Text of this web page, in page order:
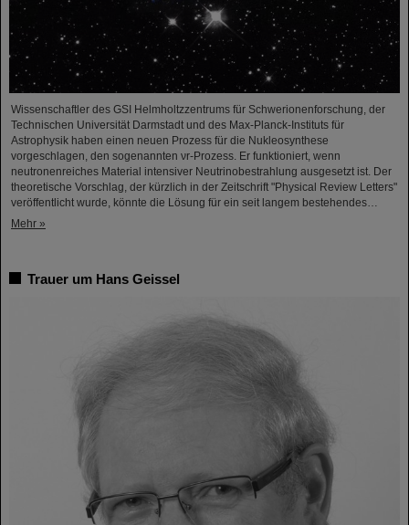
Wissenschaftler des GSI Helmholtzzentrums für Schwerionenforschung, der
Technischen Universität Darmstadt und des Max-Planck-Instituts für
Astrophysik haben einen neuen Prozess für die Nukleosynthese
vorgeschlagen, den sogenannten νr-Prozess. Er funktioniert, wenn
neutronenreiches Material intensiver Neutrinobestrahlung ausgesetzt ist. Der
theoretische Vorschlag, der kürzlich in der Zeitschrift "Physical Review Letters"
veröffentlicht wurde, könnte die Lösung für ein seit langem bestehendes…
Mehr »
Trauer um Hans Geissel